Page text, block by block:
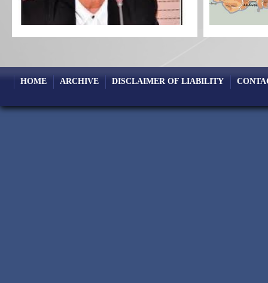
HOME ARCHIVE DISCLAIMER OF LIABILITY